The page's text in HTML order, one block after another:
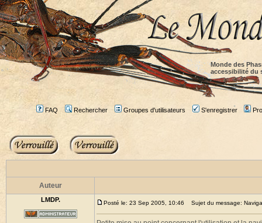
Monde des
accessibilité du
FAQ Rechercher Groupes d'utilisateurs S'enregistrer
Auteur
LMDP. Posté le: 23 Sep 2005, 10:46 Sujet du message: